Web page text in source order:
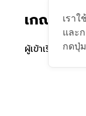
เกณฑ์กา
ผู้เข้าเรียนต้อ
เรา
และ
กดปุ่